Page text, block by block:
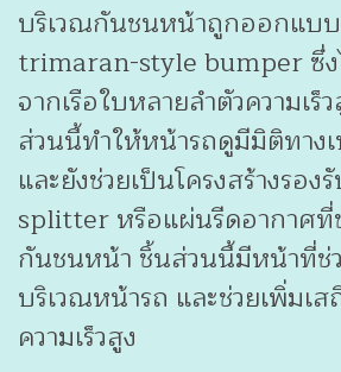
บริเวณกันชนหน้าถูกออกแบ
trimaran-style bumper ซึ่ง
จากเรือใบหลายลำตัวความเร็
ส่วนนี้ทำให้หน้ารถดูมีมิติทาง
และยังช่วยเป็นโครงสร้างรอ
splitter หรือแผ่นรีดอากาศที่
กันชนหน้า ชิ้นส่วนนี้มีหน้าที่ช่
บริเวณหน้ารถ และช่วยเพิ่มเส
ความเร็วสูง